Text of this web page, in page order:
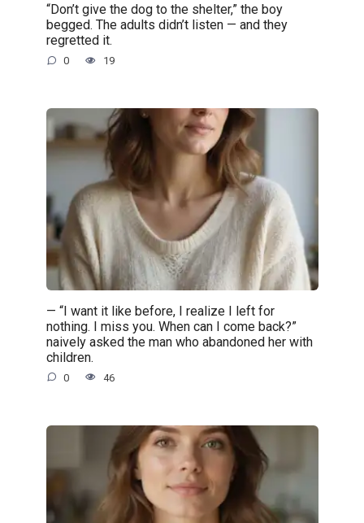
“Don’t give the dog to the shelter,” the boy
begged. The adults didn’t listen — and they
regretted it.
0 19
— “I want it like before, I realize I left for
nothing. I miss you. When can I come back?”
naively asked the man who abandoned her with
children.
0 46